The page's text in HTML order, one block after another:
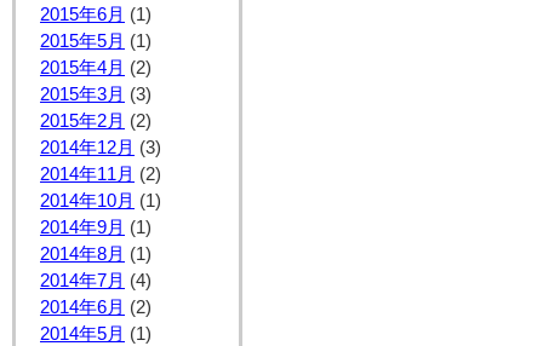
2015年6月 (1)
2015年5月 (1)
2015年4月 (2)
2015年3月 (3)
2015年2月 (2)
2014年12月 (3)
2014年11月 (2)
2014年10月 (1)
2014年9月 (1)
2014年8月 (1)
2014年7月 (4)
2014年6月 (2)
2014年5月 (1)